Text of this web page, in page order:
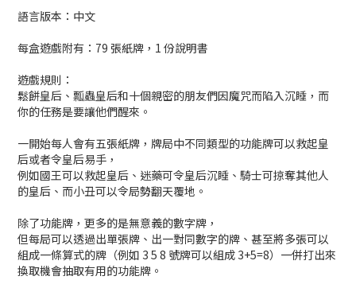
語言版本：中文
每盒遊戲附有：79 張紙牌，1 份說明書
遊戲規則：
鬆餅皇后、瓢蟲皇后和十個親密的朋友們因魔咒而陷入沉睡，而
你的任務是要讓他們醒來。
一開始每人會有五張紙牌，牌局中不同類型的功能牌可以救起皇
后或者令皇后易手，
例如國王可以救起皇后、迷藥可令皇后沉睡、騎士可掠奪其他人
的皇后、而小丑可以令局勢翻天覆地。
除了功能牌，更多的是無意義的數字牌，
但每局可以透過出單張牌、出一對同數字的牌、甚至將多張可以
組成一條算式的牌（例如 3 5 8 號牌可以組成 3+5=8）一併打出來
換取機會抽取有用的功能牌。